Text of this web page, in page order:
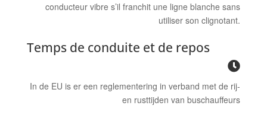
conducteur vibre s’il franchit une ligne blanche sans
utiliser son clignotant.
Temps de conduite et de repos
In de EU is er een reglementering in verband met de rij-
en rusttijden van buschauffeurs